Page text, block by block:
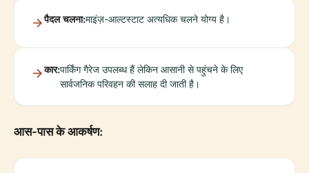
पैदल चलना:माइंज़-आल्टस्टाट अत्यधिक चलने योग्य है।
कार:पार्किंग गैरेज उपलब्ध हैं लेकिन आसानी से पहुंचने के लिए
सार्वजनिक परिवहन की सलाह दी जाती है।
आस-पास के आकर्षण: